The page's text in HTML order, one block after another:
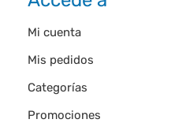
Mi cuenta
Mis pedidos
Categorías
Promociones